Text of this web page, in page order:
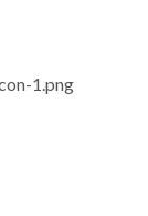
1.png